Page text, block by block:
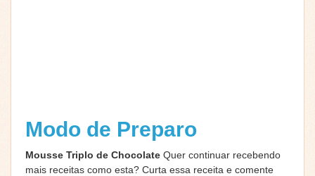
Modo de Preparo
Mousse Triplo de Chocolate Quer continuar recebendo
mais receitas como esta? Curta essa receita e comente